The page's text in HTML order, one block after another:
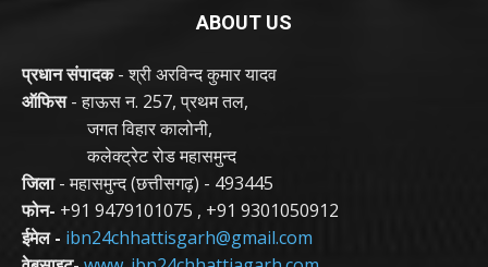
ABOUT US
प्रधान संपादक- श्री अरविन्द कुमार यादव
ऑफिस- हाऊस न. 257, प्रथम तल,
जगत विहार कालोनी,
कलेक्ट्रेट रोड महासमुन्द
जिला- महासमुन्द (छत्तीसगढ़) - 493445
फोन- +91 9479101075 , +91 9301050912
ईमेल - ibn24chhattisgarh@gmail.com